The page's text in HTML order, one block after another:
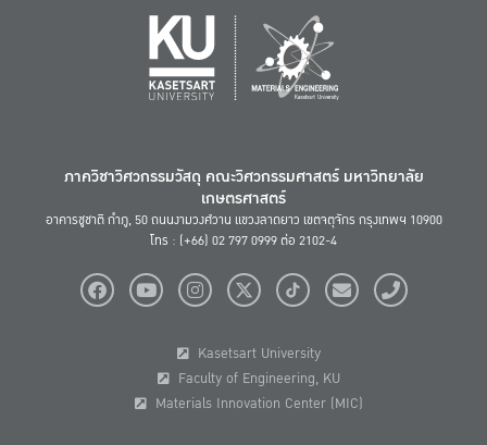
ภาควิชาวิศวกรรมวัสดุ คณะวิศวกรรมศาสตร์ มหาวิทยาลัย
เกษตรศาสตร์
อาคารชูชาติ กำภู, 50 ถนนงามวงศ์วาน แขวงลาดยาว เขตจตุจักร กรุงเทพฯ 10900
โทร : (+66) 02 797 0999 ต่อ 2102-4
Kasetsart University
Faculty of Engineering, KU
Materials Innovation Center (MIC)